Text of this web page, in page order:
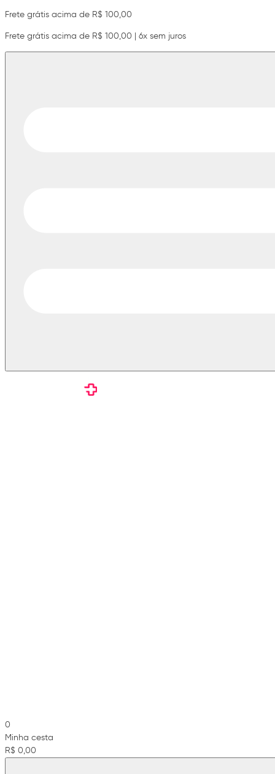
Frete grátis acima de R$ 100,00
Frete grátis acima de R$ 100,00 | 6x sem juros
0
Minha cesta
R$ 0,00